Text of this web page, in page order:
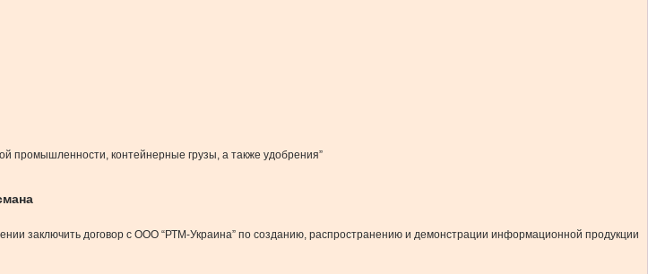
промышленности, контейнерные грузы, а также удобрения”
заключить договор с ООО “РТМ-Украина” по созданию, распространению и демонстрации информационной продукции